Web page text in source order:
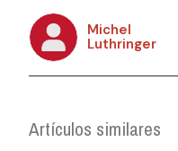
Michel
Luthringer
Artículos similares